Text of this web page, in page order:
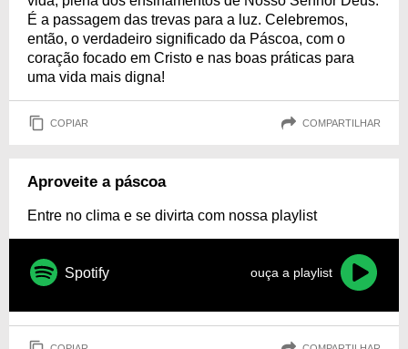
É a passagem das trevas para a luz. Celebremos,
então, o verdadeiro significado da Páscoa, com o
coração focado em Cristo e nas boas práticas para
uma vida mais digna!
COPIAR COMPARTILHAR
Aproveite a páscoa
Entre no clima e se divirta com nossa playlist
Spotify ouça a playlist